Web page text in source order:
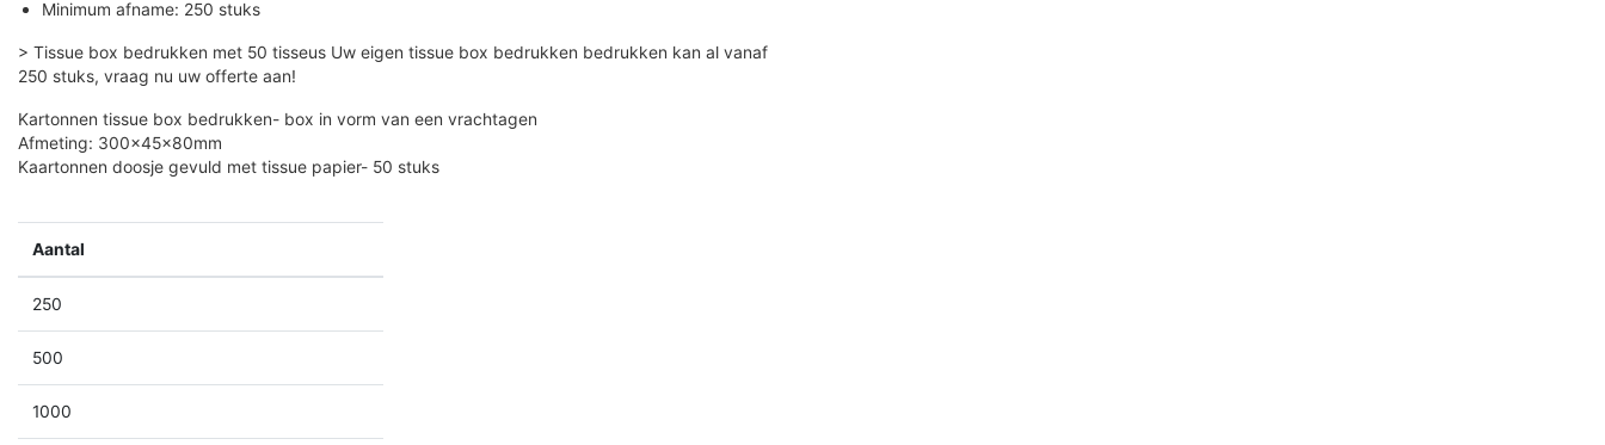
Minimum afname: 250 stuks
> Tissue box bedrukken met 50 tisseus Uw eigen tissue box bedrukken bedrukken kan al vanaf
250 stuks, vraag nu uw offerte aan!
Kartonnen tissue box bedrukken- box in vorm van een vrachtagen
Afmeting: 300x45x80mm
Kaartonnen doosje gevuld met tissue papier- 50 stuks
Aantal
250
500
1000